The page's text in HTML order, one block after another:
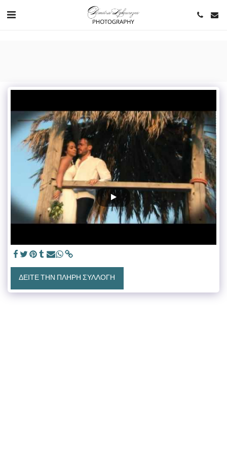
https://www.youtube.com/channel/UCNlqkSfR-Bi1SAAf6cDlUaQ
ΔΕΊΤΕ ΤΗΝ ΠΛΉΡΗ ΣΥΛΛΟΓΉ